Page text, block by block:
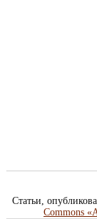
Статьи,
Commons